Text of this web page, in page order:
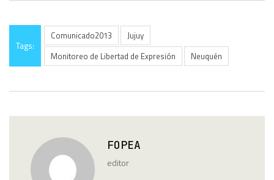
Tags:
Comunicado2013
Jujuy
Monitoreo de Libertad de Expresión
Neuquén
FOPEA
editor